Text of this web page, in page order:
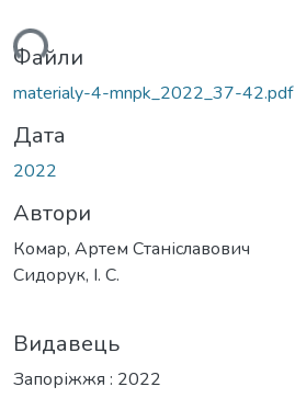
Файли
materialy-4-mnpk_2022_37-42.pdf
Дата
2022
Автори
Комар, Артем Станіславович
Сидорук, І. С.
Видавець
Запоріжжя : 2022